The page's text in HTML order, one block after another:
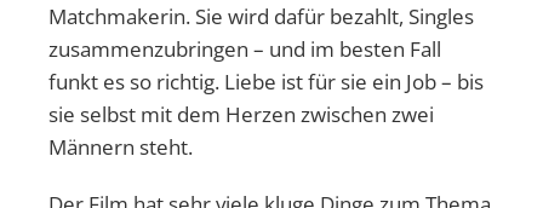
Matchmakerin. Sie wird dafür bezahlt, Singles
zusammenzubringen – und im besten Fall
funkt es so richtig. Liebe ist für sie ein Job – bis
sie selbst mit dem Herzen zwischen zwei
Männern steht.